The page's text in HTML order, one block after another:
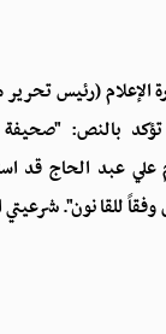
الإعلام (رئيس
لعام 2005م تؤكد بالنص:
علي عبد الحاج قد
للقانون".